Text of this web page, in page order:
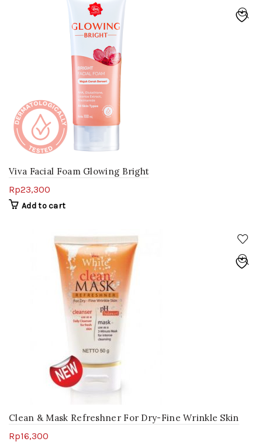
Viva Facial Foam Glowing Bright
Rp23,300
Add to cart
Clean & Mask Refreshner For Dry-Fine Wrinkle Skin
Rp16,300